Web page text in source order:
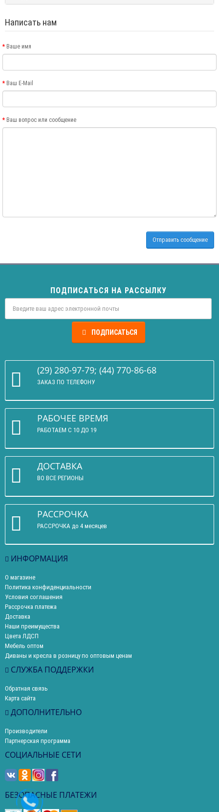
Написать нам
Ваше имя
Ваш E-Mail
Ваш вопрос или сообщение
ПОДПИСАТЬСЯ НА РАССЫЛКУ
ПОДПИСАТЬСЯ
(29) 280-97-79; (44) 770-86-68
ЗАКАЗ ПО ТЕЛЕФОНУ
РАБОЧЕЕ ВРЕМЯ
РАБОТАЕМ С 10 ДО 19
ДОСТАВКА
ВО ВСЕ РЕГИОНЫ
РАССРОЧКА
РАССРОЧКА до 4 месяцев
ИНФОРМАЦИЯ
О магазине
Политика конфиденциальности
Условия соглашения
Рассрочка платежа
Доставка
Наши преимущества
Цвета ЛДСП
Мебель оптом
Диваны и кресла в розницу по оптовым ценам
СЛУЖБА ПОДДЕРЖКИ
Обратная связь
Карта сайта
ДОПОЛНИТЕЛЬНО
Производители
Партнерская программа
СОЦИАЛЬНЫЕ СЕТИ
БЕЗОПАСНЫЕ ПЛАТЕЖИ